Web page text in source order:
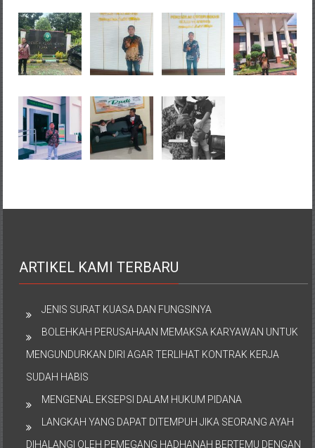
ARTIKEL KAMI TERBARU
JENIS SURAT KUASA DAN FUNGSINYA
BOLEHKAH PERUSAHAAN MEMAKSA KARYAWAN UNTUK
MENGUNDURKAN DIRI AGAR TERLIHAT KONTRAK KERJA
SUDAH HABIS
MENGENAL EKSEPSI DALAM HUKUM PIDANA
LANGKAH YANG DAPAT DITEMPUH JIKA SEORANG AYAH
DIHALANGI OLEH PEMEGANG HADHANAH BERTEMU DENGAN